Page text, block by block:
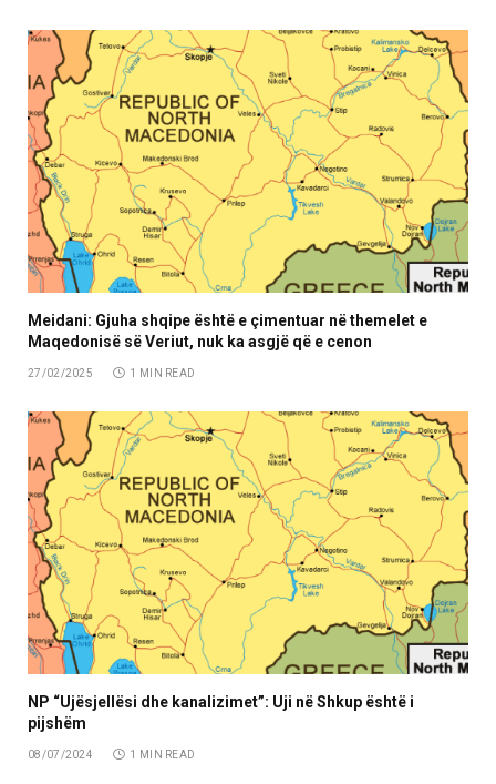
Meidani: Gjuha shqipe është e çimentuar në themelet e
Maqedonisë së Veriut, nuk ka asgjë që e cenon
27/02/2025 1 MIN READ
NP “Ujësjellësi dhe kanalizimet”: Uji në Shkup është i
pijshëm
08/07/2024 1 MIN READ